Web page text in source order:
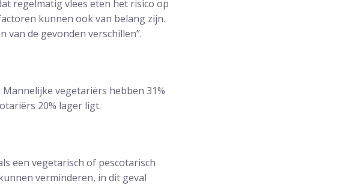
regelmatig vlees eten het risico op
kunnen ook van belang zijn.
van de gevonden verschillen”.
vegetariërs hebben 31%
20% lager ligt.
een vegetarisch of pescotarisch
verminderen, in dit geval